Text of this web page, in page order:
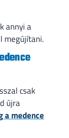
annyi a
megújítani.
csak
újra
a medence